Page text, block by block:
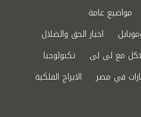
مواضيع عامة
اخبار الحق والضلال
مع لى لى
تكنولوجيا
في مصر
الابراج الفلكية